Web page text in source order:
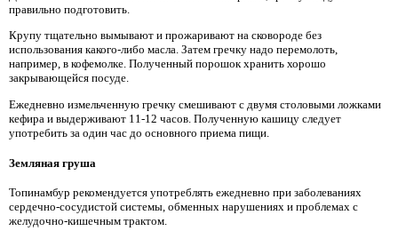
правильно подготовить.
Крупу тщательно вымывают и прожаривают на сковороде без
использования какого-либо масла. Затем гречку надо перемолоть,
например, в кофемолке. Полученный порошок хранить хорошо
закрывающейся посуде.
Ежедневно измельченную гречку смешивают с двумя столовыми ложками
кефира и выдерживают 11-12 часов. Полученную кашицу следует
употребить за один час до основного приема пищи.
Земляная груша
Топинамбур рекомендуется употреблять ежедневно при заболеваниях
сердечно-сосудистой системы, обменных нарушениях и проблемах с
желудочно-кишечным трактом.